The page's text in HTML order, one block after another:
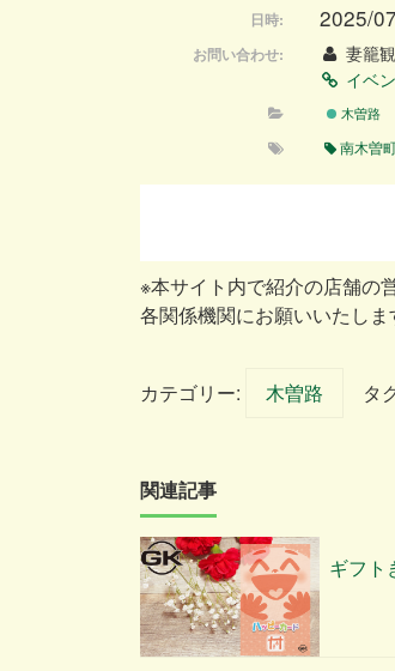
日時: 2025/
お問い合わせ:
妻籠
イベ
木曽路
南木曽
※本サイト内で紹介の店舗の
各関係機関にお願いいたしま
カテゴリー: 木曽路 タ
関連記事
ギフト